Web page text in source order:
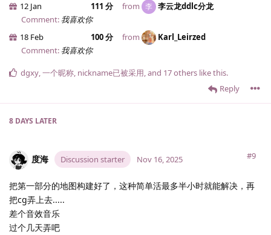
12 Jan
111 分 from 李 李云龙ddlc分龙
Comment: 我喜欢你
18 Feb
100 分 from
Karl_Leirzed
Comment: 我喜欢你
Reply
dgxy,一个昵称, nickname已被采用, and 17others like this.
8 DAYS LATER
度海 Discussion starter #9
Nov 16, 2025
把第一部分的地图构建好了，这种简单活最多半小时就能解决，再
把cg弄上去.....
差个音效音乐
过个几天弄吧